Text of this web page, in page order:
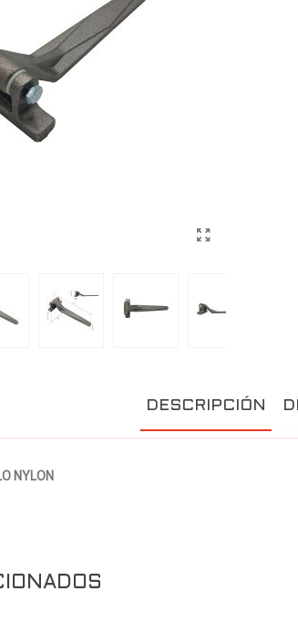
DESCRIPCIÓN
NYLON